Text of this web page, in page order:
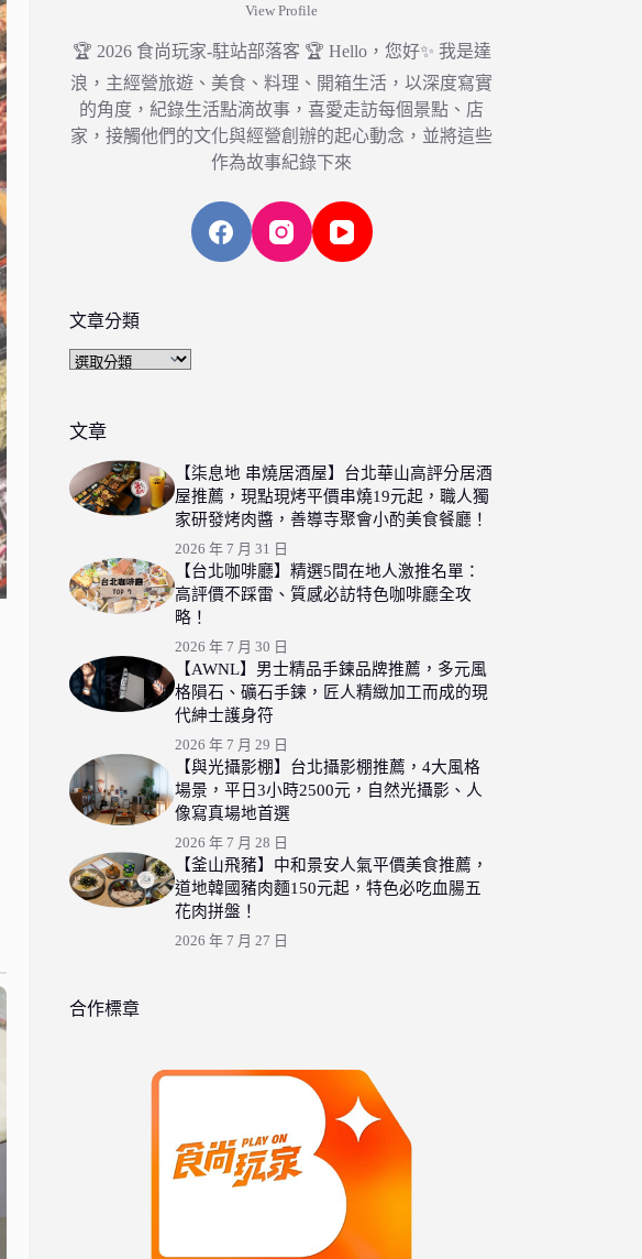
View Profile
🏆 2026 食尚玩家-駐站部落客 🏆 Hello，您好✨ 我是達
浪，主經營旅遊、美食、料理、開箱生活，以深度寫實
的角度，紀錄生活點滴故事，喜愛走訪每個景點、店
家，接觸他們的文化與經營創辦的起心動念，並將這些
作為故事紀錄下來
文章分類
文
類
文章
【柒息地 串燒居酒屋】台北華山高評分居酒
屋推薦，現點現烤平價串燒19元起，職人獨
家研發烤肉醬，善導寺聚會小酌美食餐廳！
2026 年 7 月 31 日
【台北咖啡廳】精選5間在地人激推名單：
高評價不踩雷、質感必訪特色咖啡廳全攻
略！
2026 年 7 月 30 日
【AWNL】男士精品手鍊品牌推薦，多元風
格隕石、礦石手鍊，匠人精緻加工而成的現
代紳士護身符
2026 年 7 月 29 日
【與光攝影棚】台北攝影棚推薦，4大風格
場景，平日3小時2500元，自然光攝影、人
像寫真場地首選
2026 年 7 月 28 日
【釜山飛豬】中和景安人氣平價美食推薦，
道地韓國豬肉麵150元起，特色必吃血腸五
花肉拼盤！
2026 年 7 月 27 日
合作標章